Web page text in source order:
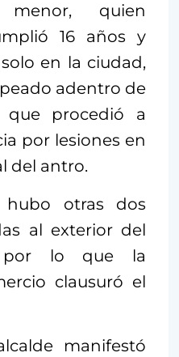
quien
16 años y
en la ciudad,
adentro de
que procedió a
por lesiones en
del antro.
hubo otras dos
al exterior del
por lo que la
clausuró el
manifestó